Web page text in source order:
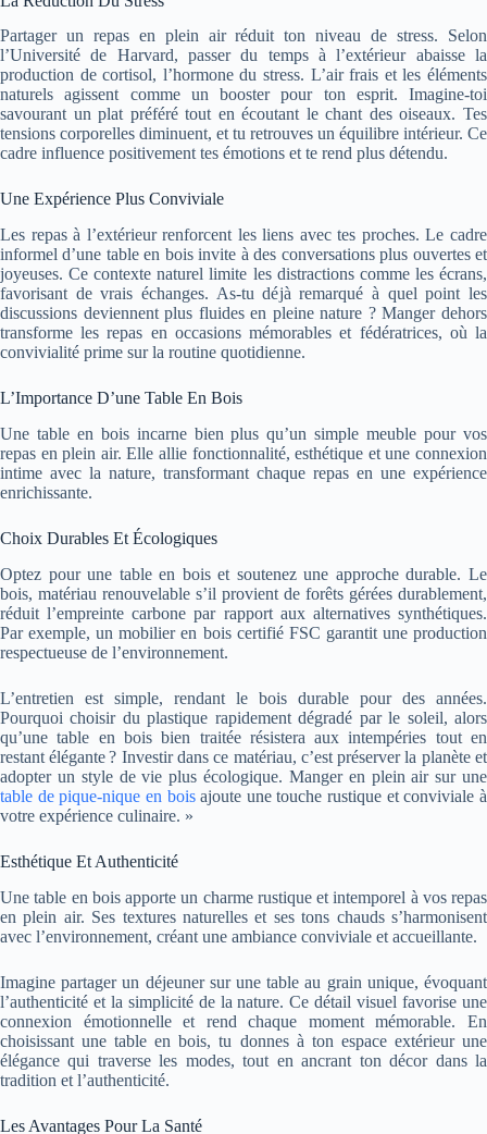
Partager un repas en plein air réduit ton niveau de stress. Selon
l’Université de Harvard, passer du temps à l’extérieur abaisse la
production de cortisol, l’hormone du stress. L’air frais et les éléments
naturels agissent comme un booster pour ton esprit. Imagine-toi
savourant un plat préféré tout en écoutant le chant des oiseaux. Tes
tensions corporelles diminuent, et tu retrouves un équilibre intérieur. Ce
cadre influence positivement tes émotions et te rend plus détendu.
Une Expérience Plus Conviviale
Les repas à l’extérieur renforcent les liens avec tes proches. Le cadre
informel d’une table en bois invite à des conversations plus ouvertes et
joyeuses. Ce contexte naturel limite les distractions comme les écrans,
favorisant de vrais échanges. As-tu déjà remarqué à quel point les
discussions deviennent plus fluides en pleine nature ? Manger dehors
transforme les repas en occasions mémorables et fédératrices, où la
convivialité prime sur la routine quotidienne.
L’Importance D’une Table En Bois
Une table en bois incarne bien plus qu’un simple meuble pour vos
repas en plein air. Elle allie fonctionnalité, esthétique et une connexion
intime avec la nature, transformant chaque repas en une expérience
enrichissante.
Choix Durables Et Écologiques
Optez pour une table en bois et soutenez une approche durable. Le
bois, matériau renouvelable s’il provient de forêts gérées durablement,
réduit l’empreinte carbone par rapport aux alternatives synthétiques.
Par exemple, un mobilier en bois certifié FSC garantit une production
respectueuse de l’environnement.
L’entretien est simple, rendant le bois durable pour des années.
Pourquoi choisir du plastique rapidement dégradé par le soleil, alors
qu’une table en bois bien traitée résistera aux intempéries tout en
restant élégante ? Investir dans ce matériau, c’est préserver la planète et
adopter un style de vie plus écologique. Manger en plein air sur une
table de pique-nique en boisajoute une touche rustique et conviviale à
votre expérience culinaire. »
Esthétique Et Authenticité
Une table en bois apporte un charme rustique et intemporel à vos repas
en plein air. Ses textures naturelles et ses tons chauds s’harmonisent
avec l’environnement, créant une ambiance conviviale et accueillante.
Imagine partager un déjeuner sur une table au grain unique, évoquant
l’authenticité et la simplicité de la nature. Ce détail visuel favorise une
connexion émotionnelle et rend chaque moment mémorable. En
choisissant une table en bois, tu donnes à ton espace extérieur une
élégance qui traverse les modes, tout en ancrant ton décor dans la
tradition et l’authenticité.
Les Avantages Pour La Santé